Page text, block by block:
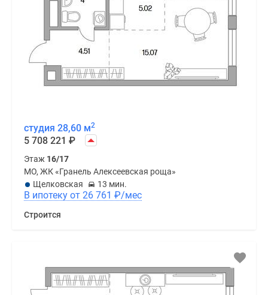
студия 28,60 м2
5 708 221 ₽
Этаж 16/17
МО, ЖК «Гранель Алексеевская роща»
Щелковская
13 мин.
В ипотеку от 26 761 ₽/мес
Строится